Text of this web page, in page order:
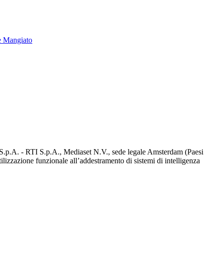
Mangiato
- RTI S.p.A., Mediaset N.V., sede legale Amsterdam (Paesi
funzionale all’addestramento di sistemi di intelligenza